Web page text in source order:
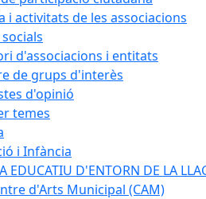
i activitats de les associacions
d'associacions i entitats
de grups d'interès
d'opinió
temes
i Infància
EDUCATIU D'ENTORN DE LA
d'Arts Municipal (CAM)